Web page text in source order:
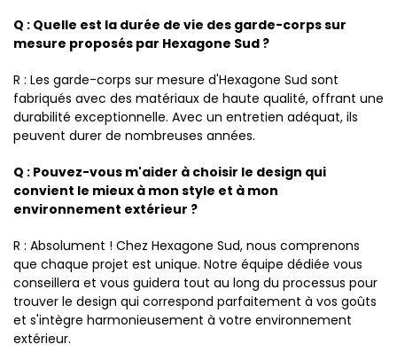
Q : Quelle est la durée de vie des garde-corps sur
mesure proposés par Hexagone Sud ?
R : Les garde-corps sur mesure d'Hexagone Sud sont
fabriqués avec des matériaux de haute qualité, offrant une
durabilité exceptionnelle. Avec un entretien adéquat, ils
peuvent durer de nombreuses années.
Q : Pouvez-vous m'aider à choisir le design qui
convient le mieux à mon style et à mon
environnement extérieur ?
R : Absolument ! Chez Hexagone Sud, nous comprenons
que chaque projet est unique. Notre équipe dédiée vous
conseillera et vous guidera tout au long du processus pour
trouver le design qui correspond parfaitement à vos goûts
et s'intègre harmonieusement à votre environnement
extérieur.